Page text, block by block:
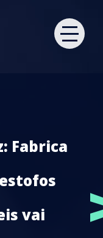
Fabrica
vai